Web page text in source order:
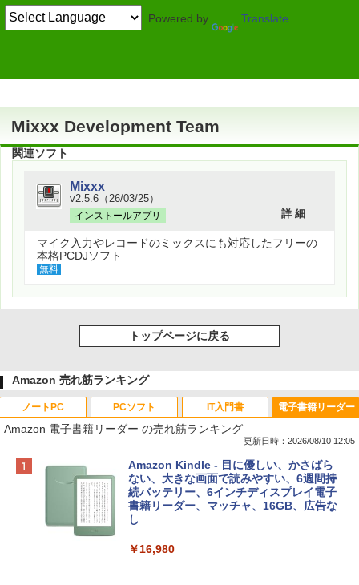
Powered by Translate
Mixxx Development Team
関連ソフト
Mixxx
v2.5.6（26/03/25）
インストールアプリ
詳 細
マイク入力やレコードのミックスにも対応したフリーの
本格PCDJソフト
無料
トップページに戻る
Amazon 売れ筋ランキング
ノートPC
Apple 2026 MacBook Neo A18 Proチッ
プ搭載13インチノートブック：AIとAppl
e Intelligenceのために設計、Liquid Ret
inaディスプレイ、8GBユニファイドメモ
リ、256GB SSDストレージ、1080p Fac
PCソフト
Robloxギフトカード - 800 Robux 【限
定バーチャルアイテムを含む】 【オンラ
インゲームコード】 ロブロックス | オン
ラインコード版
IT入門書
生成AIパスポート公式テキスト 第４版
￥1,766
電子書籍リーダー
Amazon 電子書籍リーダー の売れ筋ランキング
更新日時：2026/08/10 12:05
Amazon Kindle - 目に優しい、かさばら
ない、大きな画面で読みやすい、6週間持
続バッテリー、6インチディスプレイ電子
書籍リーダー、マッチャ、16GB、広告な
し
￥16,980